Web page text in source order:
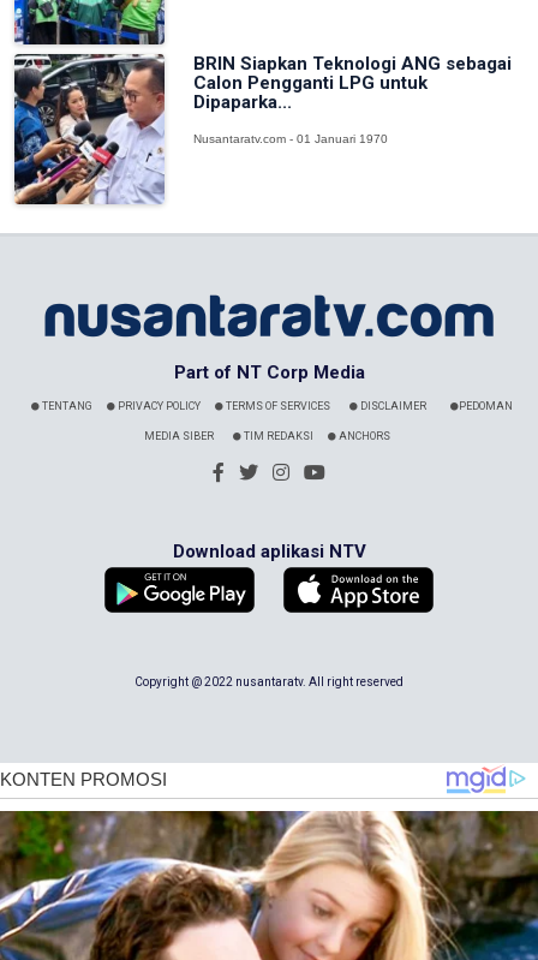
BRIN Siapkan Teknologi ANG sebagai
Calon Pengganti LPG untuk
Dipaparka...
Nusantaratv.com - 01 Januari 1970
Part of NT Corp Media
TENTANG PRIVACY POLICY TERMS OF SERVICES DISCLAIMER PEDOMAN
MEDIA SIBER TIM REDAKSI ANCHORS
Download aplikasi NTV
Copyright @ 2022 nusantaratv. All right reserved